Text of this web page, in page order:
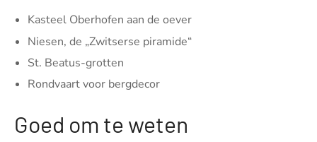
Kasteel Oberhofen aan de oever
Niesen, de „Zwitserse piramide“
St. Beatus-grotten
Rondvaart voor bergdecor
Goed om te weten